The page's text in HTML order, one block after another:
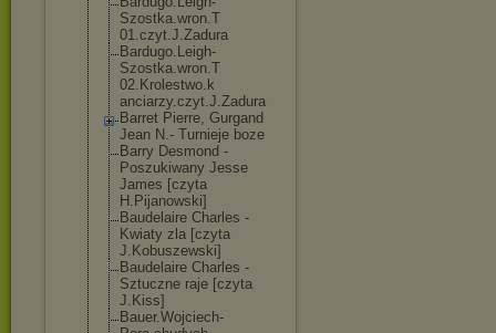
Szostka.wron.T
01.czyt.J.Zadura
Bardugo.Leigh-
Szostka.wron.T
02.Krolestwo.k
anciarzy.czyt.J.Zadura
Barret Pierre, Gurgand
Jean N.- Turnieje boze
Barry Desmond -
Poszukiwany Jesse
James [czyta
H.Pijanowski]
Baudelaire Charles -
Kwiaty zla [czyta
J.Kobuszewski]
Baudelaire Charles -
Sztuczne raje [czyta
J.Kiss]
Bauer.Wojciech-